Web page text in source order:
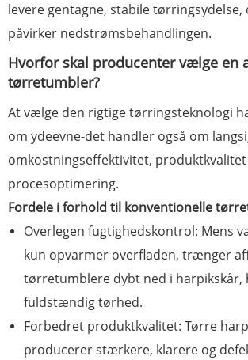
levere gentagne, stabile
påvirker nedstrømsbehandlingen.
Hvorfor skal producenter vælge en
tørretumbler?
At vælge den rigtige tørringsteknologi
om ydeevne-det handler også om
omkostningseffektivitet,
procesoptimering.
Fordele i forhold til konventionelle
Overlegen fugtighedskontrol: Mens
kun opvarmer overfladen, trænger
tørretumblere dybt ned i harpikskår,
fuldstændig tørhed.
Forbedret produktkvalitet: Tørre
producerer stærkere, klarere og